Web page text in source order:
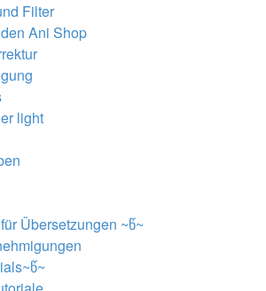
Filter
Ani Shop
light
Übersetzungen ~წ~